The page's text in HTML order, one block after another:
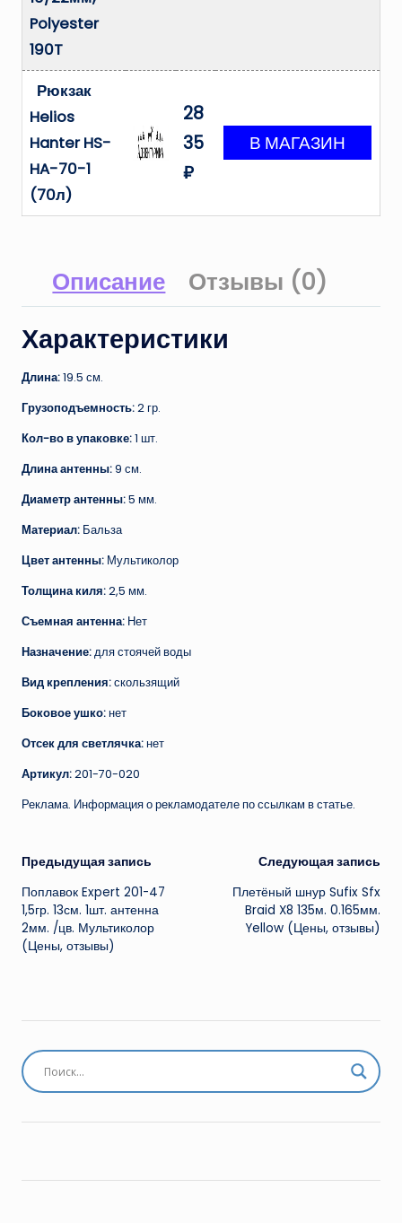
Polyester
190T
Рюкзак
Helios
Hanter HS-
HA-70-1
(70л)
28
35
₽
Описание Отзывы (0)
Характеристики
Длина:19.5 см.
Грузоподъемность:2 гр.
Кол-во в упаковке:1 шт.
Длина антенны:9 см.
Диаметр антенны:5 мм.
Материал: Бальза
Цвет антенны: Мультиколор
Толщина киля:2,5 мм.
Съемная антенна: Нет
Назначение:для стоячей воды
Вид крепления:скользящий
Боковое ушко:нет
Отсек для светлячка:нет
Артикул:201-70-020
Реклама. Информация о рекламодателе по ссылкам в статье.
Навигация
записи
Предыдущая запись
Поплавок Expert 201-47
1,5гр. 13см. 1шт. антенна
2мм. /цв. Мультиколор
(Цены, отзывы)
Следующая запись
Плетёный шнур Sufix Sfx
Braid X8 135м. 0.165мм.
Yellow (Цены, отзывы)